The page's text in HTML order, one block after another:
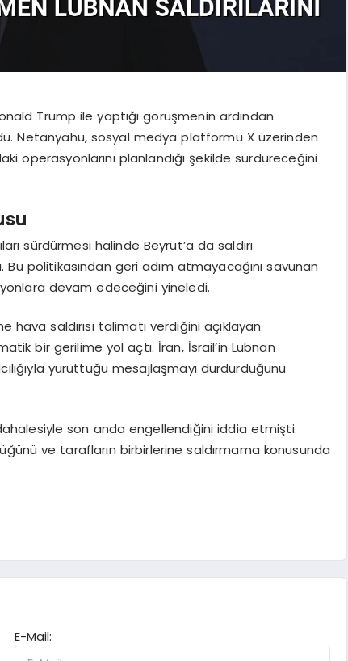
Trump ile yaptığı görüşmenin ardından
Netanyahu, sosyal medya platformu X üzerinden
operasyonlarını planlandığı şekilde sürdüreceğini
sürdürmesi halinde Beyrut’a da saldırı
politikasından geri adım atmayacağını savunan
devam edeceğini yineledi.
saldırısı talimatı verdiğini açıklayan
bir gerilime yol açtı. İran, İsrail’in Lübnan
yürüttüğü mesajlaşmayı durdurduğunu
son anda engellendiğini iddia etmişti.
ve tarafların birbirlerine saldırmama konusunda
E-Mail: